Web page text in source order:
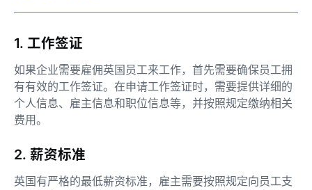
1. 工作签证
如果企业需要雇佣英国员工来工作，首先需要确保员工拥
有有效的工作签证。在申请工作签证时，需要提供详细的
个人信息、雇主信息和职位信息等，并按照规定缴纳相关
费用。
2. 薪资标准
英国有严格的最低薪资标准，雇主需要按照规定向员工支